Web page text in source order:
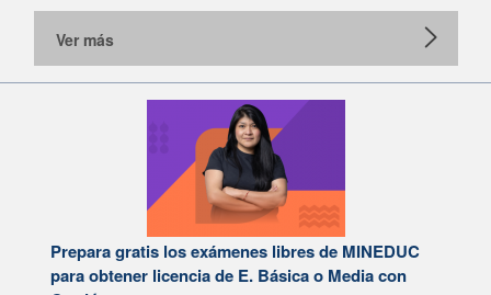
Ver más
Prepara gratis los exámenes libres de MINEDUC
para obtener licencia de E. Básica o Media con